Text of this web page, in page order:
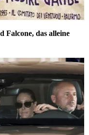
Falcone, das alleine